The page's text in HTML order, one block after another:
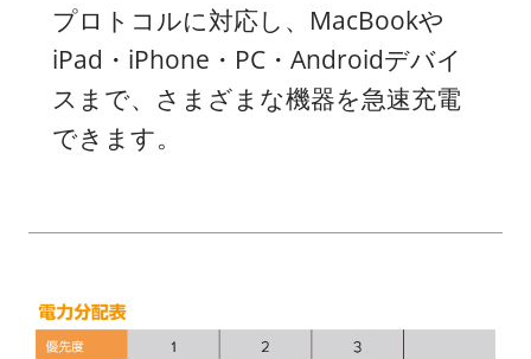
プロトコルに対応し、MacBookや
iPad・iPhone・PC・Androidデバイ
スまで、さまざまな機器を急速充電
できます。